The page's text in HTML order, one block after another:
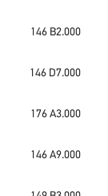
146 B2.000
146 D7.000
176 A3.000
146 A9.000